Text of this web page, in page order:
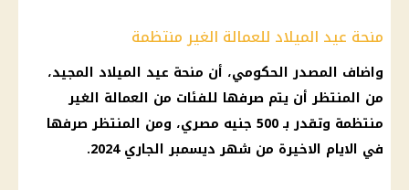
منحة عيد الميلاد للعمالة الغير منتظمة
واضاف المصدر الحكومي، أن منحة عيد الميلاد المجيد،
من المنتظر أن يتم صرفها للفئات من العمالة الغير
منتظمة وتقدر بـ 500 جنيه مصري، ومن المنتظر صرفها
في الايام الاخيرة من شهر ديسمبر الجاري 2024.